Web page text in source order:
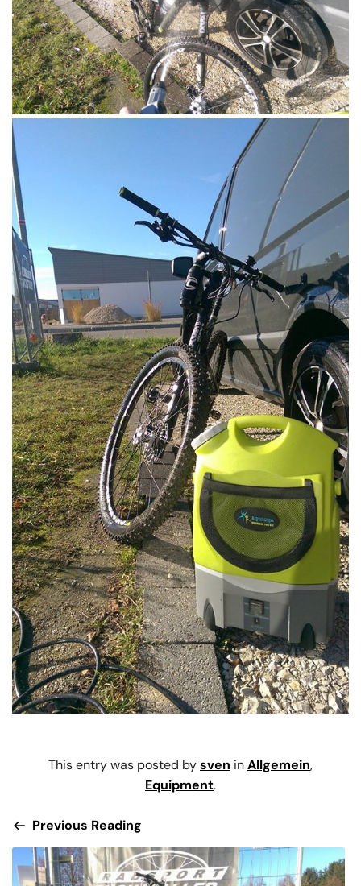
This entry was posted bysven inAllgemein,
Equipment.
Previous Reading